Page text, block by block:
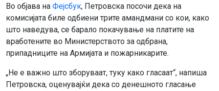
Во објава на Фејсбук, Петровска посочи дека на
комисијата биле одбиени трите амандмани со кои, како
што наведува, се барало покачување на платите на
вработените во Министерството за одбрана,
припадниците на Армијата и пожарникарите.
„Не е важно што зборуваат, туку како гласаат“, напиша
Петровска, оценувајќи дека со денешното гласање